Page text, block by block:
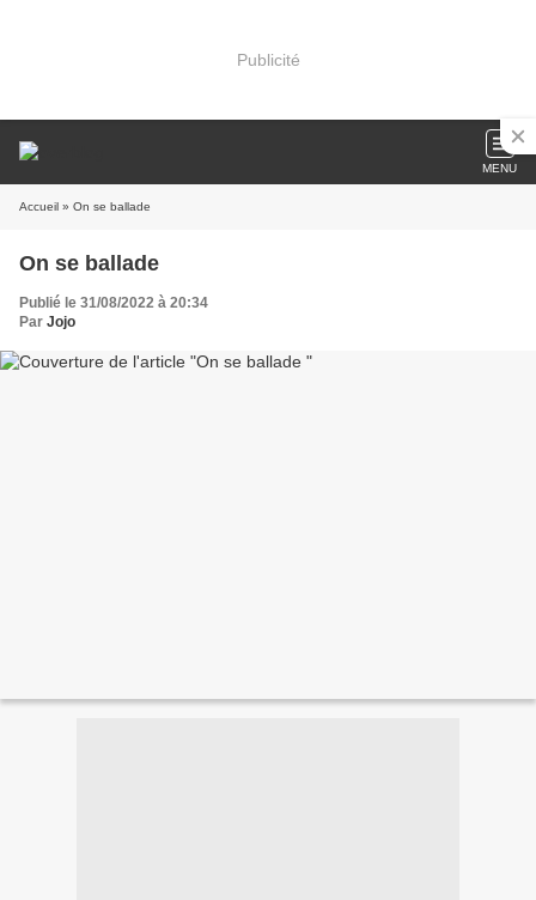
Publicité
MENU
Accueil » On se ballade
On se ballade
Publié le 31/08/2022 à 20:34
Par Jojo